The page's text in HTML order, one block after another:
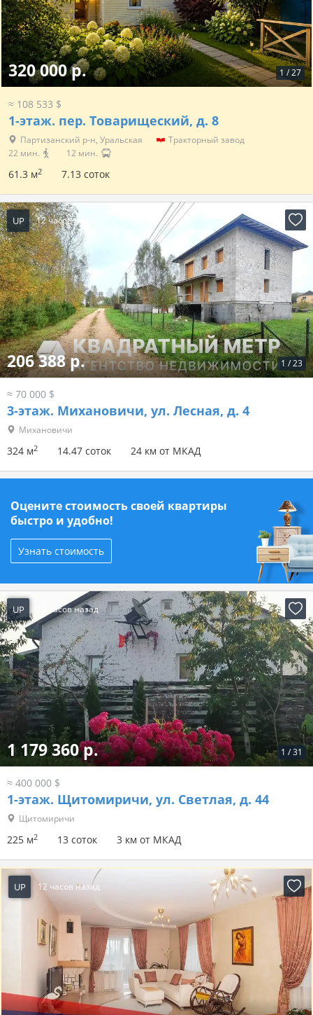
1 /27
320 000 р.
≈ 108 533 $
1-этаж. пер. Товарищеский, д. 8
Партизанский р-н, Уральская
Тракторный завод
22 мин.
12 мин.
61.3 м2 7.13 соток
UP 12 часов назад
1 /23
206 388 р.
≈ 70 000 $
3-этаж. Михановичи, ул. Лесная, д. 4
Михановичи
324 м2 14.47 соток 24 км от МКАД
Оцените стоимость своей квартиры
быстро и удобно!
Узнать стоимость
UP 12 часов назад
1 /31
1 179 360 р.
≈ 400 000 $
1-этаж. Щитомиричи, ул. Светлая, д. 44
Щитомиричи
225 м2 13 соток 3 км от МКАД
UP 12 часов назад